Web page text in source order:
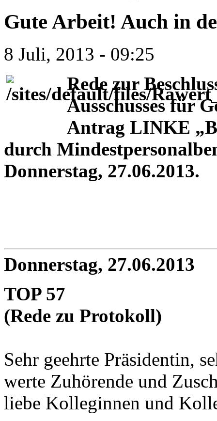
Gute Arbeit! Auch in
8 Juli, 2013 - 09:25
Rede zur
Ausschusses für
Antrag LINKE
durch
Donnerstag, 27.06.2013.
Donnerstag, 27.06.2013
TOP 57
(Rede zu Protokoll)
Sehr geehrte Präsidentin,
werte Zuhörende und
liebe Kolleginnen und